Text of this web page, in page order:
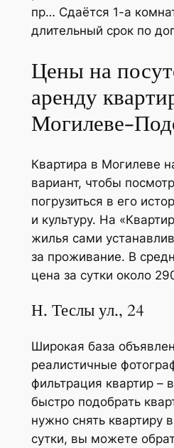
пр… Сдаётся 1-а
длительный срок по
Цены на
аренду
Могилеве-
Квартира в Могилеве
вариант, чтобы
погрузиться в его
и культуру. На
жилья сами
за проживание. В
цена за сутки около
Н. Теслы ул., 24
Широкая база
реалистичные
фильтрация квартир –
быстро подобрать
нужно снять квартиру
сутки, вы можете